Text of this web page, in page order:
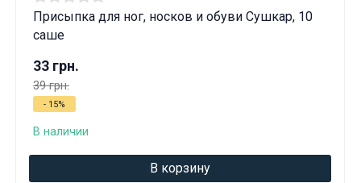
Присыпка для ног, носков и обуви Сушкар, 10
саше
33 грн.
39 грн.
- 15%
В наличии
В корзину